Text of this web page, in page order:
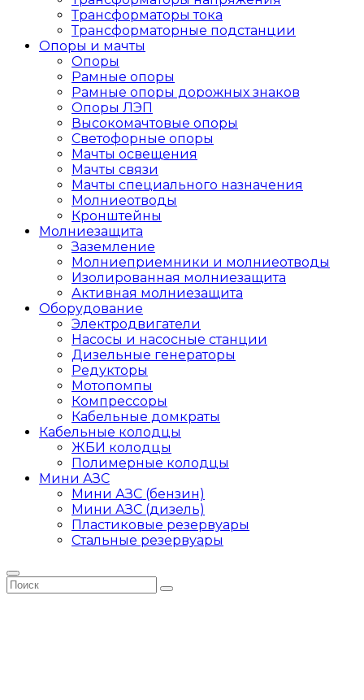
Трансформаторы тока
Трансформаторные подстанции
Опоры и мачты
Опоры
Рамные опоры
Рамные опоры дорожных знаков
Опоры ЛЭП
Высокомачтовые опоры
Светофорные опоры
Мачты освещения
Мачты связи
Мачты специального назначения
Молниеотводы
Кронштейны
Молниезащита
Заземление
Молниеприемники и молниеотводы
Изолированная молниезащита
Активная молниезащита
Оборудование
Электродвигатели
Насосы и насосные станции
Дизельные генераторы
Редукторы
Мотопомпы
Компрессоры
Кабельные домкраты
Кабельные колодцы
ЖБИ колодцы
Полимерные колодцы
Мини АЗС
Мини АЗС (бензин)
Мини АЗС (дизель)
Пластиковые резервуары
Стальные резервуары